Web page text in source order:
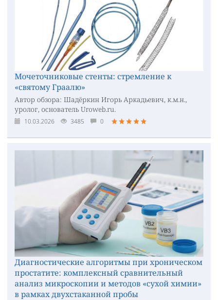
Мочеточниковые стенты: стремление к
«святому Граалю»
Автор обзора: Шадёркин Игорь Аркадьевич, к.м.н.,
уролог, основатель Uroweb.ru.
10.03.2026 3485 0
Диагностические алгоритмы при хроническом
простатите: комплексный сравнительный
анализ микроскопии и методов «сухой химии»
в рамках двухстаканной пробы